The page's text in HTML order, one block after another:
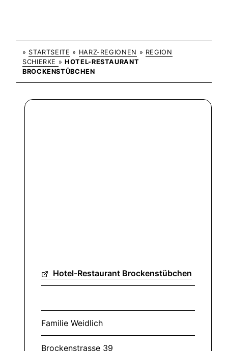
» STARTSEITE » HARZ-REGIONEN » REGION
SCHIERKE »HOTEL-RESTAURANT
BROCKENSTÜBCHEN
Hotel-Restaurant Brockenstübchen
Familie Weidlich
Brockenstrasse 39